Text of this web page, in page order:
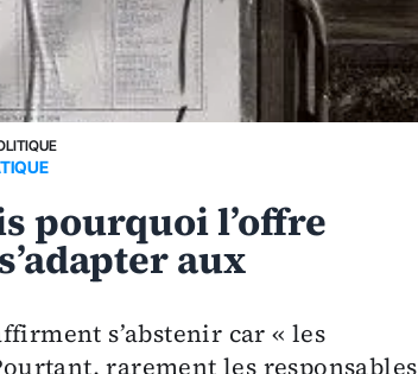
pourquoi l’offre
aux
s’abstenir car « les
rarement les responsables